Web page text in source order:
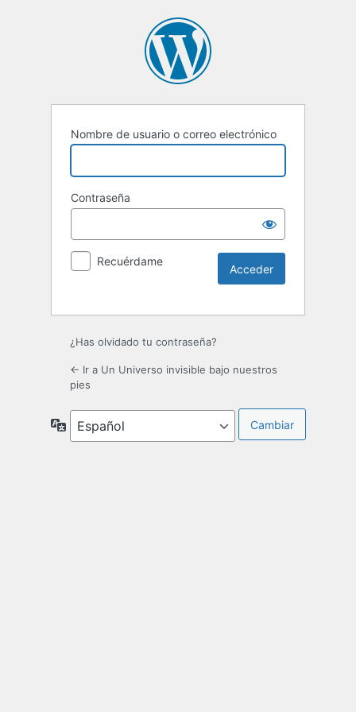
Nombre de usuario o correo electrónico
Contraseña
Recuérdame
¿Has olvidado tu contraseña?
← Ir a Un Universo invisible bajo nuestros
pies
Idioma